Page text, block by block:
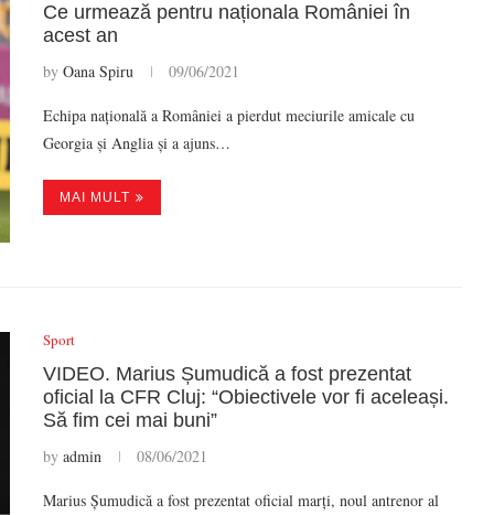
Ce urmează pentru naționala României în
acest an
by Oana Spiru 09/06/2021
Echipa națională a României a pierdut meciurile amicale cu
Georgia și Anglia și a ajuns…
MAI MULT
Sport
VIDEO. Marius Șumudică a fost prezentat
oficial la CFR Cluj: “Obiectivele vor fi aceleași.
Să fim cei mai buni”
by admin 08/06/2021
Marius Șumudică a fost prezentat oficial marți, noul antrenor al